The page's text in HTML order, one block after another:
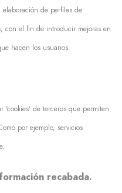
de perfiles de
con el fin de introducir mejoras en
hacen los usuarios.
de terceros que permiten
por ejemplo, servicios
recabada.